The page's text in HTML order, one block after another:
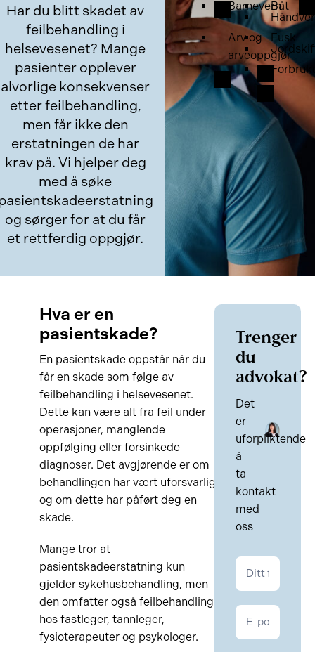
Barnevern
Arv og
arveoppgjør
Båt
Fusk
Har du blitt skadet av
feilbehandling i
helsevesenet? Mange
pasienter opplever
alvorlige konsekvenser
etter feilbehandling,
men får ikke den
erstatningen de har
krav på. Vi hjelper deg
med å søke
og sørger for at du får
et rettferdig oppgjør.
Hva er en
pasientskade?
En pasientskade oppstår når du
får en skade som følge av
feilbehandling i helsevesenet.
Dette kan være alt fra feil under
operasjoner, manglende
oppfølging eller forsinkede
diagnoser. Det avgjørende er om
behandlingen har vært uforsvarlig,
og om dette har påført deg en
skade.
Mange tror at
pasientskadeerstatning kun
gjelder sykehusbehandling, men
den omfatter også feilbehandling
hos fastleger, tannleger,
fysioterapeuter og psykologer.
Trenger
du
advokat?
Det
er
uforpliktende
å
ta
kontakt
med
oss
Kontakt